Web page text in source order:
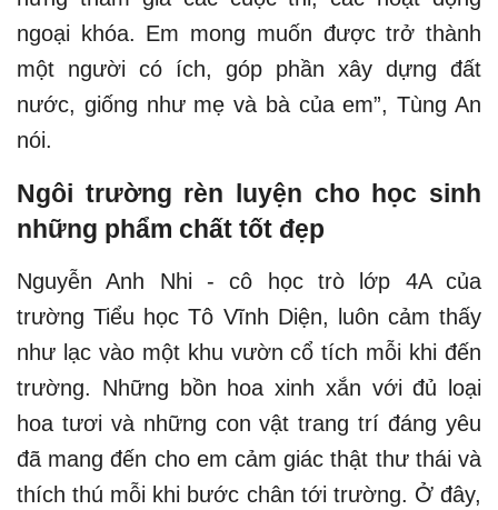
ngoại khóa. Em mong muốn được trở thành
một người có ích, góp phần xây dựng đất
nước, giống như mẹ và bà của em”, Tùng An
nói.
Ngôi trường rèn luyện cho học sinh
những phẩm chất tốt đẹp
Nguyễn Anh Nhi - cô học trò lớp 4A của
trường Tiểu học Tô Vĩnh Diện, luôn cảm thấy
như lạc vào một khu vườn cổ tích mỗi khi đến
trường. Những bồn hoa xinh xắn với đủ loại
hoa tươi và những con vật trang trí đáng yêu
đã mang đến cho em cảm giác thật thư thái và
thích thú mỗi khi bước chân tới trường. Ở đây,